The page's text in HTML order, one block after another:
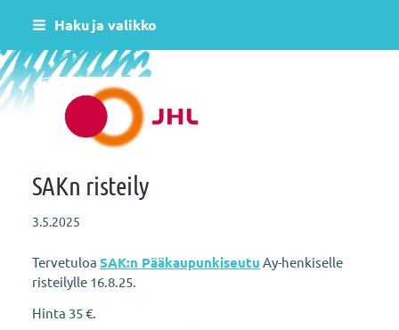
Siirry
sisältöön
Haku ja valikko
Helsingin varhaiskasvatus JHL ry 081
SAKn risteily
3.5.2025
Tervetuloa SAK:n Pääkaupunkiseutu Ay-henkiselle
risteilylle 16.8.25.
Hinta 35 €.